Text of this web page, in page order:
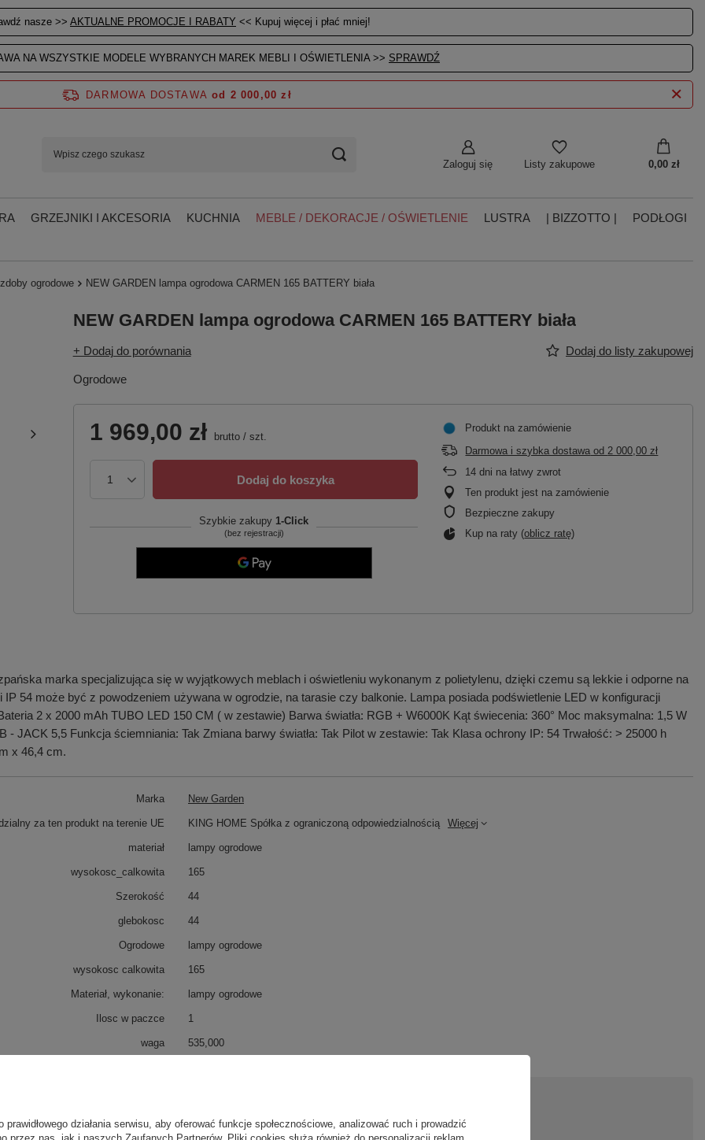
nasze >> AKTUALNE PROMOCJE I RABATY << Kupuj więcej i płać mniej!
NA WSZYSTKIE MODELE WYBRANYCH MAREK MEBLI I OŚWIETLENIA >> SPRAWDŹ
Zaloguj się Listy zakupowe 0,00 zł
DARMOWA DOSTAWA od 2 000,00 zł
GRZEJNIKI I AKCESORIA KUCHNIA MEBLE / DEKORACJE / OŚWIETLENIE LUSTRA | BIZZOTTO |
PODŁOGI
ogrodowe NEW GARDEN lampa ogrodowa CARMEN 165 BATTERY biała
NEW GARDEN lampa ogrodowa CARMEN 165 BATTERY biała
+ Dodaj do porównania Dodaj do listy zakupowej
Ogrodowe
1 969,00 zł brutto/ szt.
Dodaj do koszyka
Szybkie zakupy 1-Click
(bez rejestracji)
Produkt na zamówienie
Darmowa i szybka dostawa od2 000,00 zł
14 dni na łatwy zwrot
Ten produkt jest na zamówienie
Bezpieczne zakupy
Kup na raty (oblicz ratę)
marka specjalizująca się w wyjątkowych meblach i oświetleniu wykonanym z polietylenu, dzięki czemu są lekkie i odporne na
54 może być z powodzeniem używana w ogrodzie, na tarasie czy balkonie. Lampa posiada podświetlenie LED w konfiguracji
2 x 2000 mAh TUBO LED 150 CM ( w zestawie) Barwa światła: RGB + W6000K Kąt świecenia: 360° Moc maksymalna: 1,5 W
JACK 5,5 Funkcja ściemniania: Tak Zmiana barwy światła: Tak Pilot w zestawie: Tak Klasa ochrony IP: 54 Trwałość: > 25000 h
x 46,4 cm.
Marka New Garden
za ten produkt na terenie UE KING HOME Spółka z ograniczoną odpowiedzialnością Więcej
materiał lampy ogrodowe
wysokosc_calkowita 165
Szerokość 44
glebokosc 44
Ogrodowe lampy ogrodowe
wysokosc calkowita 165
Materiał, wykonanie: lampy ogrodowe
Ilosc w paczce 1
waga 535,000
najciekawsze pytania i odpowiedzi publikując dla
Zadaj pytanie
działania serwisu, aby oferować funkcje społecznościowe, analizować ruch i prowadzić